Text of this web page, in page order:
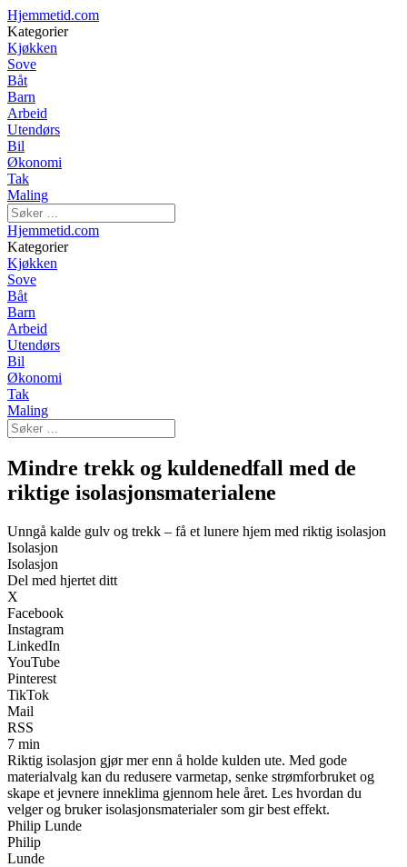
Hjemmetid.com
Kategorier
Kjøkken
Sove
Båt
Barn
Arbeid
Utendørs
Bil
Økonomi
Tak
Maling
Hjemmetid.com
Kategorier
Kjøkken
Sove
Båt
Barn
Arbeid
Utendørs
Bil
Økonomi
Tak
Maling
Mindre trekk og kuldenedfall med de
riktige isolasjonsmaterialene
Unngå kalde gulv og trekk – få et lunere hjem med riktig isolasjon
Isolasjon
Isolasjon
Del med hjertet ditt
X
Facebook
Instagram
LinkedIn
YouTube
Pinterest
TikTok
Mail
RSS
7 min
Riktig isolasjon gjør mer enn å holde kulden ute. Med gode
materialvalg kan du redusere varmetap, senke strømforbruket og
skape et jevnere inneklima gjennom hele året. Les hvordan du
velger og bruker isolasjonsmaterialer som gir best effekt.
Philip Lunde
Philip
Lunde